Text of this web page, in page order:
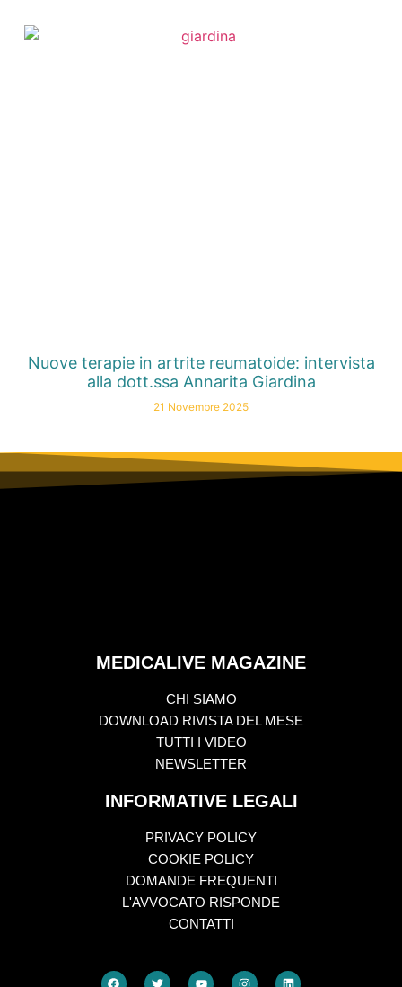
Nuove terapie in artrite reumatoide: intervista
alla dott.ssa Annarita Giardina
21 Novembre 2025
MEDICALIVE MAGAZINE
CHI SIAMO
DOWNLOAD RIVISTA DEL MESE
TUTTI I VIDEO
NEWSLETTER
INFORMATIVE LEGALI
PRIVACY POLICY
COOKIE POLICY
DOMANDE FREQUENTI
L'AVVOCATO RISPONDE
CONTATTI